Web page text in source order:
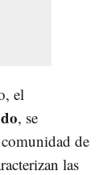
el
, se
de
las